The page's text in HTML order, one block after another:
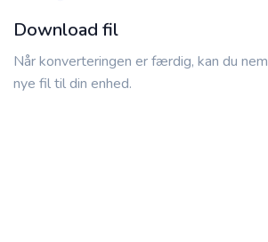
Download fil
Når konverteringen er færdig, kan du
nye fil til din enhed.